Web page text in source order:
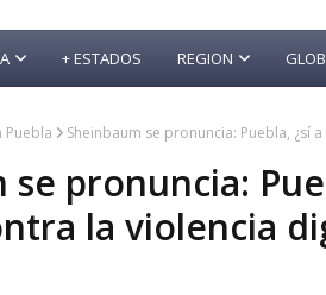
+ ESTADOS REGION
Puebla Sheinbaum se pronuncia: Puebla, ¿sí
se pronuncia:
la violencia